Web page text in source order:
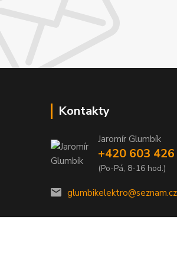
Kontakty
Jaromír Glumbík
+420 603
(Po-Pá, 8-16 hod.)
glumbikelektro@seznam.cz